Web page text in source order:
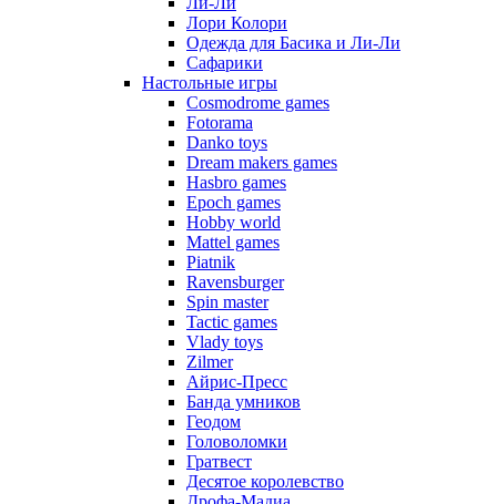
Лори Колори
Одежда для Басика и Ли-Ли
Сафарики
Настольные игры
Cosmodrome games
Fotorama
Danko toys
Dream makers games
Hasbro games
Epoch games
Hobby world
Mattel games
Piatnik
Ravensburger
Spin master
Tactic games
Vlady toys
Zilmer
Айрис-Пресс
Банда умников
Геодом
Головоломки
Гратвест
Десятое королевство